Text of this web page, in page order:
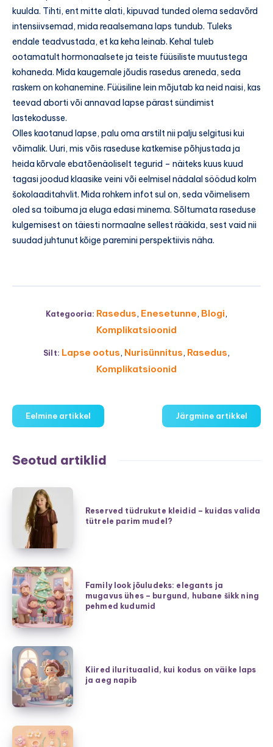
kuulda. Tihti, ent mitte alati, kipuvad tunded olema sedavõrd
intensiivsemad, mida reaalsemana laps tundub. Tuleks
endale teadvustada, et ka keha leinab. Kehal tuleb
ootamatult hormonaalsete ja teiste füüsiliste muutustega
kohaneda. Mida kaugemale jõudis rasedus areneda, seda
raskem on kohanemine. Füüsiline lein mõjutab ka neid naisi, kas
teevad aborti või annavad lapse pärast sündimist
lastekodusse.
Olles kaotanud lapse, palu oma arstilt nii palju selgitusi kui
võimalik. Uuri, mis võis raseduse katkemise põhjustada ja
heida kõrvale ebatõenäoliselt tegurid – näiteks kuus kuud
tagasi joodud klaasike veini või eelmisel nädalal söödud kolm
šokolaaditahvlit. Mida rohkem infot sul on, seda võimelisem
oled sa toibuma ja eluga edasi minema. Sõltumata raseduse
kulgemisest on täiesti normaalne sellest rääkida, sest vaid nii
suudad juhtunut kõige paremini perspektiivis näha.
Kategooria: Rasedus, Enesetunne, Blogi,
Komplikatsioonid
Silt: Lapse ootus, Nurisünnitus, Rasedus,
Komplikatsioonid
Eelmine artikkel Järgmine artikkel
Seotud artiklid
Reserved
tüdrukute
kleidid
kuidas
valida
tütrele
parim
mudel?
Reserved tüdrukute kleidid – kuidas valida
tütrele parim mudel?
Family
look
jõuludeks:
elegants
mugavus
ühes
burgund,
hubane
šikk
ning
Family look jõuludeks: elegants ja
mugavus ühes – burgund, hubane šikk ning
pehmed kudumid
Kiired
ilurituaalid,
kui
kodus
on
väike
laps
Kiired ilurituaalid, kui kodus on väike laps
ja aeg napib
Lihtsad